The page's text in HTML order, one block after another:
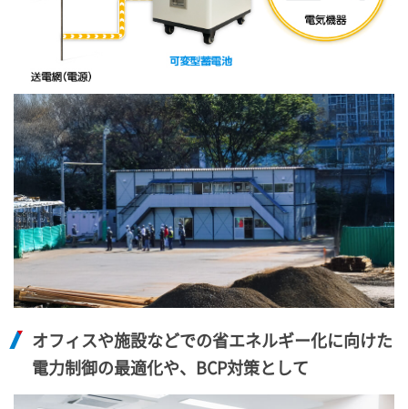
オフィスや施設などでの省エネルギー化に向けた
電力制御の最適化や、BCP対策として